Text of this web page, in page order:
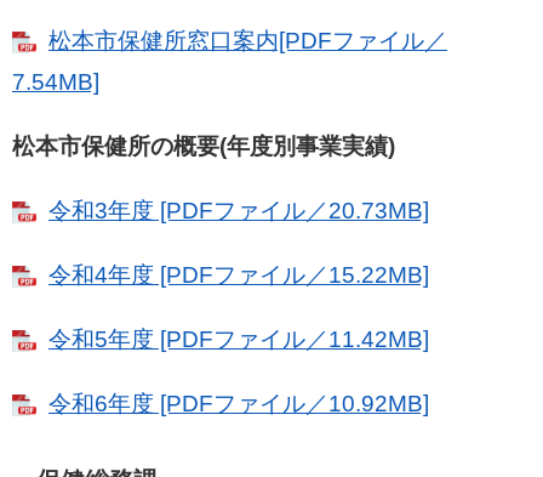
松本市保健所窓口案内[PDFファイル／
7.54MB]
松本市保健所の概要(年度別事業実績)
令和3年度 [PDFファイル／20.73MB]
令和4年度 [PDFファイル／15.22MB]
令和5年度 [PDFファイル／11.42MB]
令和6年度 [PDFファイル／10.92MB]